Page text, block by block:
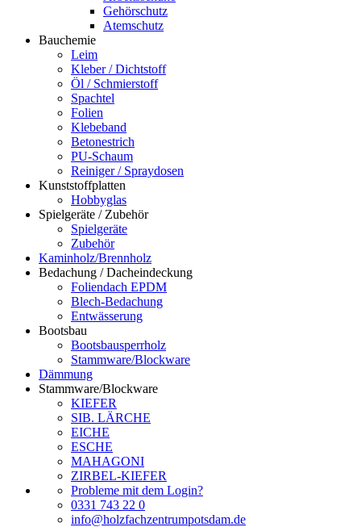
Gehörschutz
Atemschutz
Bauchemie
Leim
Kleber / Dichtstoff
Öl / Schmierstoff
Spachtel
Folien
Klebeband
Betonestrich
PU-Schaum
Reiniger / Spraydosen
Kunststoffplatten
Hobbyglas
Spielgeräte / Zubehör
Spielgeräte
Zubehör
Kaminholz/Brennholz
Bedachung / Dacheindeckung
Foliendach EPDM
Blech-Bedachung
Entwässerung
Bootsbau
Bootsbausperrholz
Stammware/Blockware
Dämmung
Stammware/Blockware
KIEFER
SIB. LÄRCHE
EICHE
ESCHE
MAHAGONI
ZIRBEL-KIEFER
Probleme mit dem Login?
0331 743 22 0
info@holzfachzentrumpotsdam.de